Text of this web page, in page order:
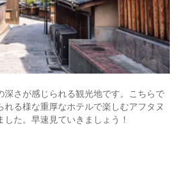
深さが感じられる観光地です。こちらで
る様な重厚なホテルで楽しむアフタヌ
た。早速見ていきましょう！